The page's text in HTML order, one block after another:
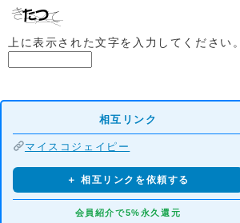
上に表示された文字を入力してください。
相互リンク
マイスコジェイピー
＋ 相互リンクを依頼する
会員紹介で5%永久還元